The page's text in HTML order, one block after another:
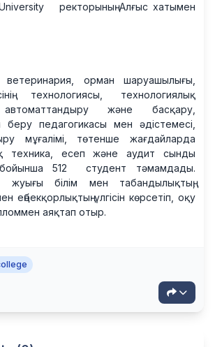
ректорының Алғыс хатымен
ветеринария, орман шаруашылығы,
технологиясы, технологиялық
автоматтандыру және басқару,
беру педагогикасы мен әдістемесі,
мұғалімі, төтенше жағдайларда
техника, есеп және аудит сынды
512 студент тәмамдады.
жуығы білім мен табандылықтың,
еңбекқорлықтың үлгісін көрсетіп, оқу
аяқтап отыр.